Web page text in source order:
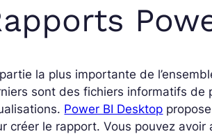
la plus importante de
sont des fichiers informatifs de
Power BI Desktop
créer le rapport. Vous pouvez